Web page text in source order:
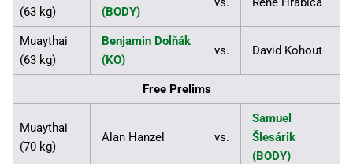
(63 kg)
(BODY)
Muaythai
(63 kg)
Benjamin Dolňák
(KO)
vs. David Kohout
Free Prelims
Muaythai
(70 kg)
Alan Hanzel vs.
Samuel
Šlesárik
(BODY)